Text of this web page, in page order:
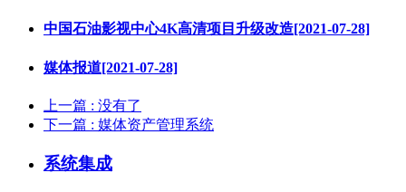
中国石油影视中心4K高清项目升级改造[2021-07-28]
媒体报道[2021-07-28]
上一篇 : 没有了
下一篇 : 媒体资产管理系统
系统集成